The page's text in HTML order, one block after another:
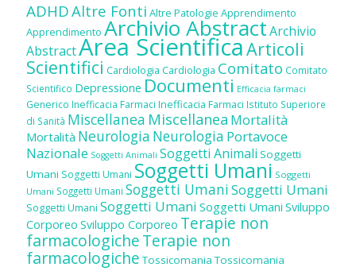
ADHDAltre Fonti Altre Patologie Apprendimento
Apprendimento Archivio AbstractArchivio
AbstractArea ScientificaArticoli
Scientifici Cardiologia Cardiologia Comitato Comitato
Scientifico Depressione Documenti Efficacia farmaci
Generico Inefficacia Farmaci Inefficacia Farmaci Istituto Superiore
di Sanità Miscellanea Miscellanea Mortalità
Mortalità Neurologia Neurologia Portavoce
Nazionale Soggetti Animali Soggetti Animali Soggetti
Umani Soggetti Umani Soggetti Umani Soggetti
Umani Soggetti Umani Soggetti UmaniSoggetti Umani
Soggetti Umani Soggetti Umani Soggetti Umani Sviluppo
Corporeo Sviluppo Corporeo Terapie non
farmacologicheTerapie non
farmacologiche Tossicomania Tossicomania